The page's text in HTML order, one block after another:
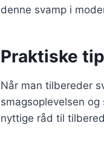
denne svamp i
Praktiske
Når man tilbereder
smagsoplevelsen
nyttige råd til